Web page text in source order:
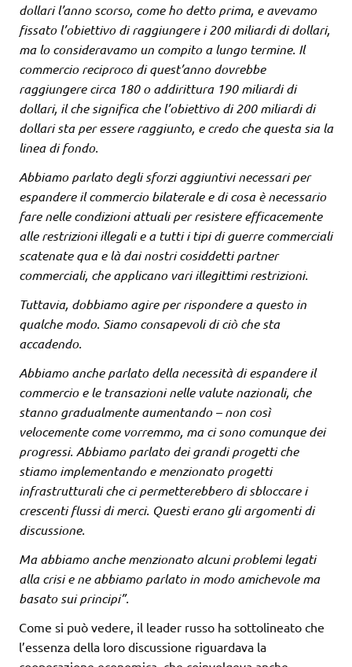
dollari l’anno scorso, come ho detto prima, e avevamo
fissato l’obiettivo di raggiungere i 200 miliardi di dollari,
ma lo consideravamo un compito a lungo termine. Il
commercio reciproco di quest’anno dovrebbe
raggiungere circa 180 o addirittura 190 miliardi di
dollari, il che significa che l’obiettivo di 200 miliardi di
dollari sta per essere raggiunto, e credo che questa sia la
linea di fondo.
Abbiamo parlato degli sforzi aggiuntivi necessari per
espandere il commercio bilaterale e di cosa è necessario
fare nelle condizioni attuali per resistere efficacemente
alle restrizioni illegali e a tutti i tipi di guerre commerciali
scatenate qua e là dai nostri cosiddetti partner
commerciali, che applicano vari illegittimi restrizioni.
Tuttavia, dobbiamo agire per rispondere a questo in
qualche modo. Siamo consapevoli di ciò che sta
accadendo.
Abbiamo anche parlato della necessità di espandere il
commercio e le transazioni nelle valute nazionali, che
stanno gradualmente aumentando – non così
velocemente come vorremmo, ma ci sono comunque dei
progressi. Abbiamo parlato dei grandi progetti che
stiamo implementando e menzionato progetti
infrastrutturali che ci permetterebbero di sbloccare i
crescenti flussi di merci. Questi erano gli argomenti di
discussione.
Ma abbiamo anche menzionato alcuni problemi legati
alla crisi e ne abbiamo parlato in modo amichevole ma
basato sui principi”.
Come si può vedere, il leader russo ha sottolineato che
l’essenza della loro discussione riguardava la